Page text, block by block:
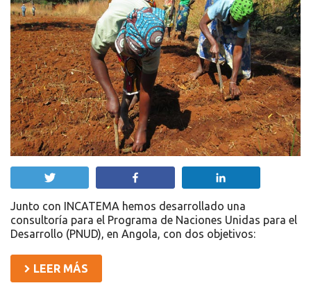
Junto con INCATEMA hemos desarrollado una
consultoría para el Programa de Naciones Unidas para el
Desarrollo (PNUD), en Angola, con dos objetivos:
LEER MÁS